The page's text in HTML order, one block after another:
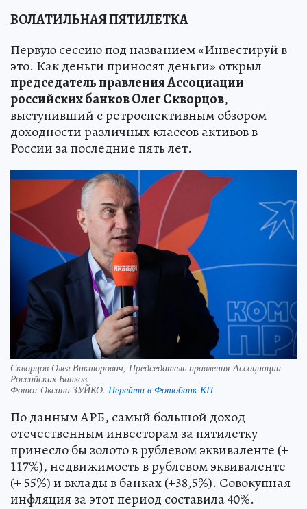
ВОЛАТИЛЬНАЯ ПЯТИЛЕТКА
Первую сессию под названием «Инвестируй в
это. Как деньги приносят деньги» открыл
председатель правления Ассоциации
российских банков Олег Скворцов,
выступивший с ретроспективным обзором
доходности различных классов активов в
России за последние пять лет.
Скворцов Олег Викторович, Председатель правления Ассоциации
Российских Банков.
Фото: Оксана ЗУЙКО. Перейти в Фотобанк КП
По данным АРБ, самый большой доход
отечественным инвесторам за пятилетку
принесло бы золото в рублевом эквиваленте (+
117%), недвижимость в рублевом эквиваленте
(+ 55%) и вклады в банках (+38,5%). Совокупная
инфляция за этот период составила 40%.